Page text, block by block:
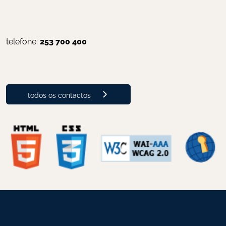
telefone: 253 700 400
todos os contactos